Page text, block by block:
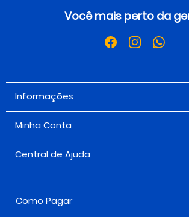
Você mais perto da
Informações
Minha Conta
Central de Ajuda
Como Pagar